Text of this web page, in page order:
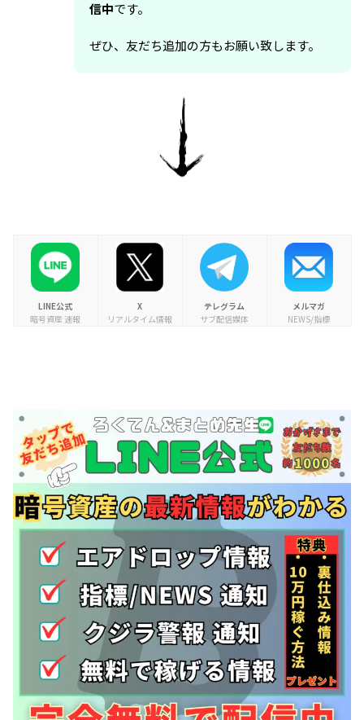
信中です。
ぜひ、友だち追加の方もお願い致します。
LINE公式
暗号資産 速報
X
リアルタイム情報
テレグラム
サブ配信媒体
メルマガ
NEWS/指標